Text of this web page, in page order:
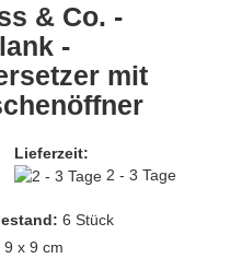
& Co. -
-
mit
Lieferzeit:
2 - 3 Tage
6 Stück
9 x 9 cm